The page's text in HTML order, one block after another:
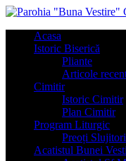
Acasa
Istoric Biserică
Pliante
Articole
Cimitir
Istoric Cimitir
Plan Cimitir
Program Liturgic
Preoți Slujitori
Acatistul Bunei